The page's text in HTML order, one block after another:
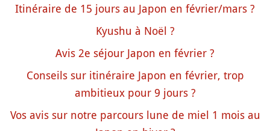
Itinéraire de 15 jours au Japon en février/mars ?
Kyushu à Noël ?
Avis 2e séjour Japon en février ?
Conseils sur itinéraire Japon en février, trop
ambitieux pour 9 jours ?
Vos avis sur notre parcours lune de miel 1 mois au